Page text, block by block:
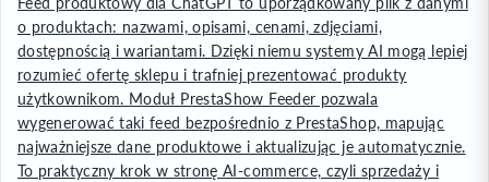
o produktach: nazwami, opisami, cenami, zdjęciami,
dostępnością i wariantami. Dzięki niemu systemy AI mogą lepiej
rozumieć ofertę sklepu i trafniej prezentować produkty
użytkownikom. Moduł PrestaShow Feeder pozwala
wygenerować taki feed bezpośrednio z PrestaShop, mapując
najważniejsze dane produktowe i aktualizując je automatycznie.
To praktyczny krok w stronę AI-commerce, czyli sprzedaży i